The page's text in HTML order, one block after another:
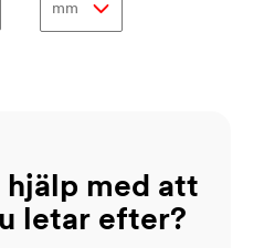
hjälp med att
letar efter?